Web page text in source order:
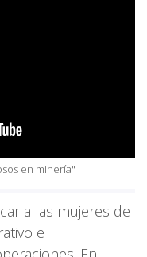
en minería"
a las mujeres de
e